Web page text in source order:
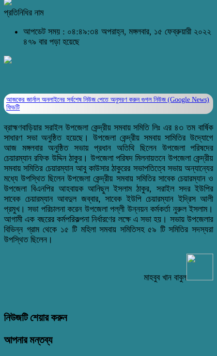
প্রতিনিধির নাম
আপডেট সময় : ০৪:৪৯:৩৪ অপরাহ্ন, মঙ্গলবার, ১৫ ফেব্রুয়ারী ২০২২
৪৭৯ বার পড়া হয়েছে
আজকের জার্নাল অনলাইনের সর্বশেষ নিউজ পেতে অনুসরণ করুন গুগল নিউজ (Google News)
ফিডটি
ব্রাহ্মণবাড়িয়ার সরাইল উপজেলা কেন্দ্রীয় সমবায় সমিতি লিঃ এর ৪৩ তম বার্ষিক
সাধারণ সভা অনুষ্ঠিত হয়েছে। উপজেলা কেন্দ্রীয় সমবায় সামিতির উদ্যোগে
আজ মঙ্গলবার অনুষ্ঠিত সভায় প্রধান অতিথি ছিলেন উপজেলা পরিষদের
চেয়ারম্যান রফিক উদ্দিন ঠাকুর। উপজেলা পরিষদ মিলনায়তনে উপজেলা কেন্দ্রীয়
সমবায় সমিতির চেয়ারম্যান আবু কাউসার ঠাকুরের সভাপতিত্বে সভায় অন্যান্যের
মধ্যে উপস্থিত ছিলেন উপজেলা কেন্দ্রীয় সমবায় সমিতির সাবেক চেয়ারম্যান ও
উপজেলা বিএনপির আহবায়ক আনিছুল ইসলাম ঠাকুর, সরাইল সদর ইউপির
সাবেক চেয়ারম্যান আবদুল জব্বার, সাবেক ইউপি চেয়ারম্যান ইদ্রিস আলী
প্রমুখ। সভা পরিচালনা করেন উপজেলা পল্লী উন্নয়ন কর্মকর্তা নুরুল ইসলাম।
আগামী এক বছরের কর্মপরিকল্পনা নির্ধারণের লক্ষে এ সভা হয়। সভায় উপজেলার
বিভিন্ন গ্রাম থেকে ১৫ টি মহিলা সমবায় সমিতিসহ ৫৯ টি সমিতির সদস্যরা
উপস্থিত ছিলেন।
মাহবুব খান বাবুল
নিউজটি শেয়ার করুন
আপনার মন্তব্য